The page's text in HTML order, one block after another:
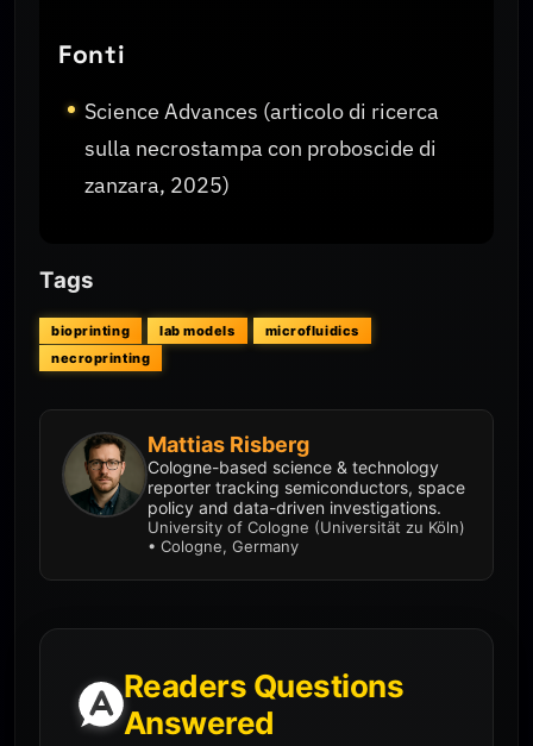
Fonti
Science Advances (articolo di ricerca
sulla necrostampa con proboscide di
zanzara, 2025)
Tags
bioprinting lab models
microfluidics
necroprinting
Mattias Risberg
Cologne-based science & technology
reporter tracking semiconductors, space
policy and data-driven investigations.
University of Cologne (Universität zu Köln)
• Cologne, Germany
Readers Questions
Answered